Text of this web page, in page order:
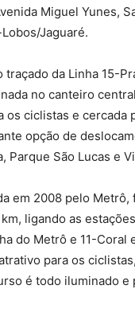
Miguel Yunes,
Jaguaré.
traçado da Linha 15-
no canteiro
os ciclistas e
opção de
Parque São Lucas e
em 2008 pelo
ligando as
do Metrô e 11-Coral
para os
é todo iluminado